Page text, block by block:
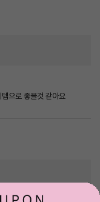
으로 좋을것 같아요